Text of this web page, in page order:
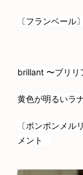
〔フランベール
brillant 〜ブリリ
黄色が明るいラ
〔ポンポンメル
メント